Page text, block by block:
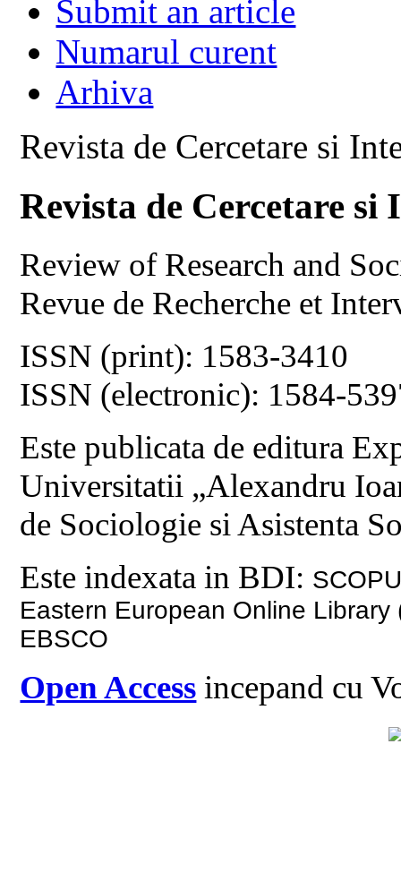
Submit an article
Numarul curent
Arhiva
Revista de Cercetare si
Revista de Cercetare
Review of Research and
Revue de Recherche et
ISSN (print): 1583-3410
ISSN (electronic): 1584-
Este publicata de editura
Universitatii „Alexandru
de Sociologie si Asistenta
Este indexata in BDI:
Eastern European Online
EBSCO
Open Access incepand cu